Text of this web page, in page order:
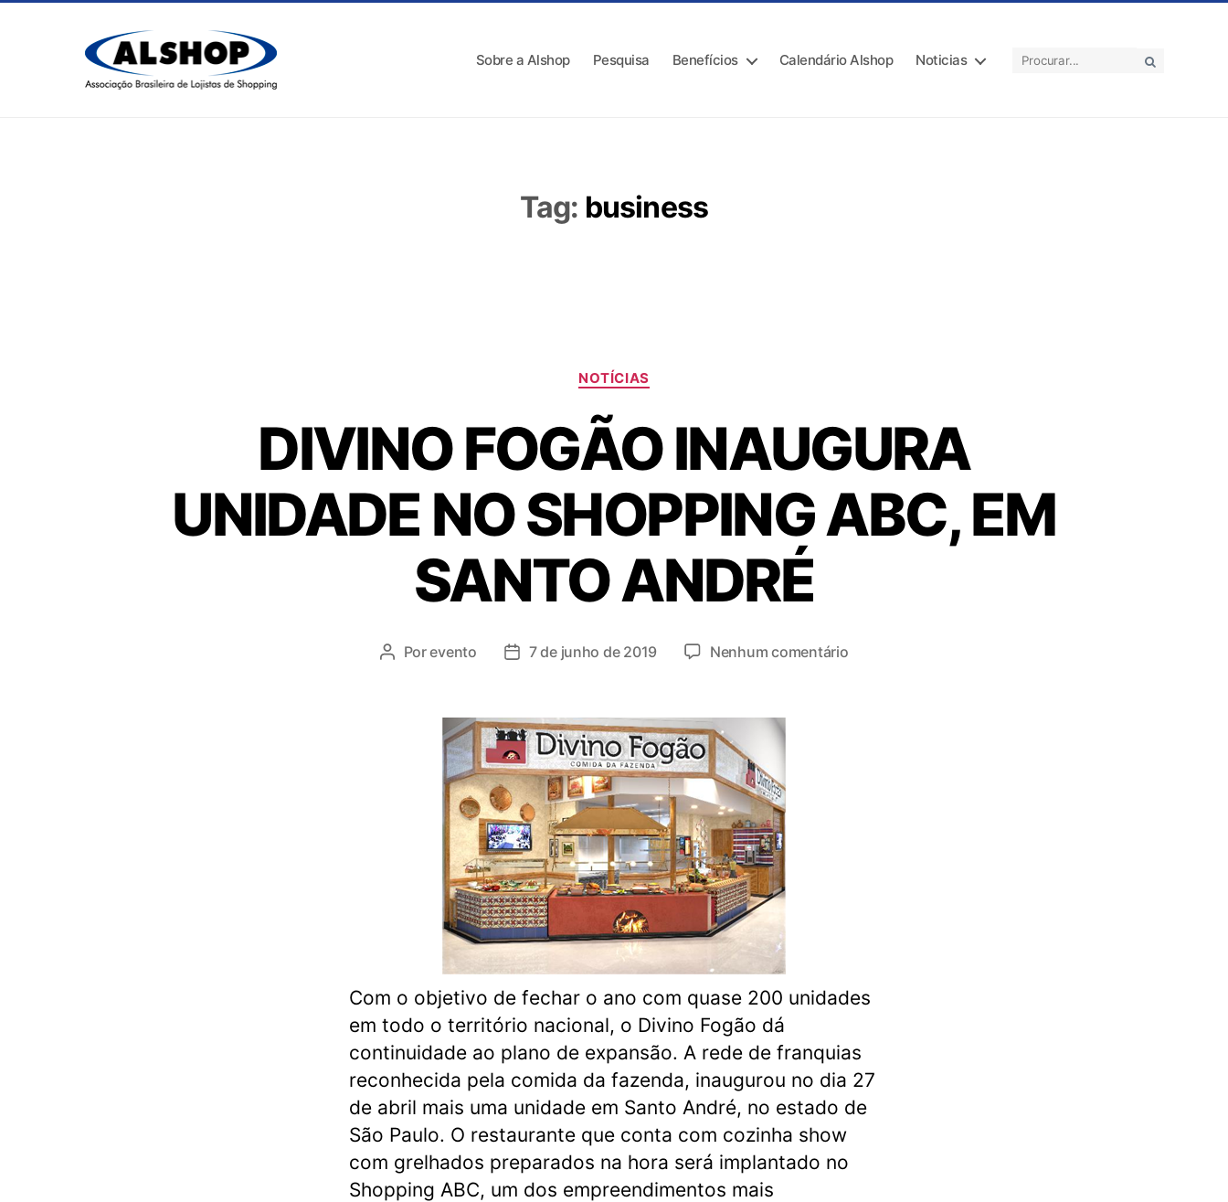
Sobre a Alshop Pesquisa Benefícios Calendário Alshop Noticias
Tag: business
NOTÍCIAS
DIVINO FOGÃO INAUGURA
UNIDADE NO SHOPPING ABC, EM
SANTO ANDRÉ
Porevento 7 de junho de 2019 Nenhum comentário
Com o objetivo de fechar o ano com quase 200 unidades
em todo o território nacional, o Divino Fogão dá
continuidade ao plano de expansão. A rede de franquias
reconhecida pela comida da fazenda, inaugurou no dia 27
de abril mais uma unidade em Santo André, no estado de
São Paulo. O restaurante que conta com cozinha show
com grelhados preparados na hora será implantado no
Shopping ABC, um dos empreendimentos mais